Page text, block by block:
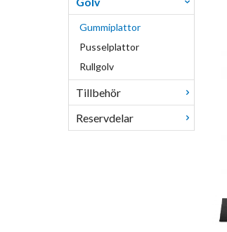
Gummiplattor
Pusselplattor
Rullgolv
Tillbehör
Reservdelar